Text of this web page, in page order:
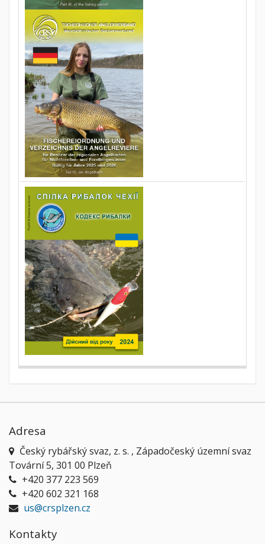
Adresa
Český rybářský svaz, z. s. , Západočeský územní svaz
Tovární 5, 301 00 Plzeň
+420 377 223 569
+420 602 321 168
us@crsplzen.cz
Kontakty